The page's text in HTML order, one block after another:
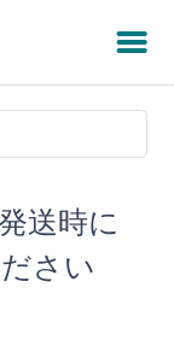
送時に
さい